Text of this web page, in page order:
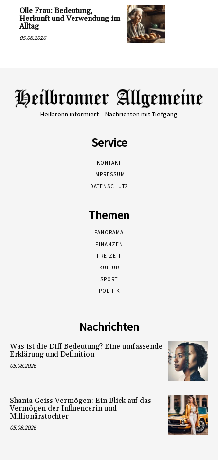
Olle Frau: Bedeutung,
Herkunft und Verwendung im
Alltag
05.08.2026
Heilbronn informiert – Nachrichten mit Tiefgang
Service
KONTAKT
IMPRESSUM
DATENSCHUTZ
Themen
PANORAMA
FINANZEN
FREIZEIT
KULTUR
SPORT
POLITIK
Nachrichten
Was ist die Diff Bedeutung? Eine umfassende
Erklärung und Definition
05.08.2026
Shania Geiss Vermögen: Ein Blick auf das
Vermögen der Influencerin und
Millionärstochter
05.08.2026